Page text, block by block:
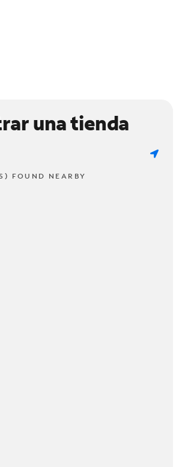
una tienda
FOUND NEARBY